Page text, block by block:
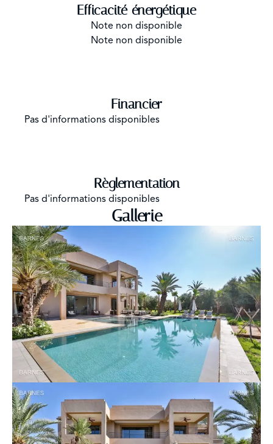
Efficacité énergétique
Note non disponible
Note non disponible
Financier
Pas d'informations disponibles
Règlementation
Pas d'informations disponibles
Gallerie